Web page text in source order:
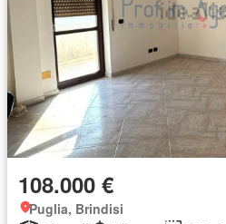
108.000 €
Puglia, Brindisi